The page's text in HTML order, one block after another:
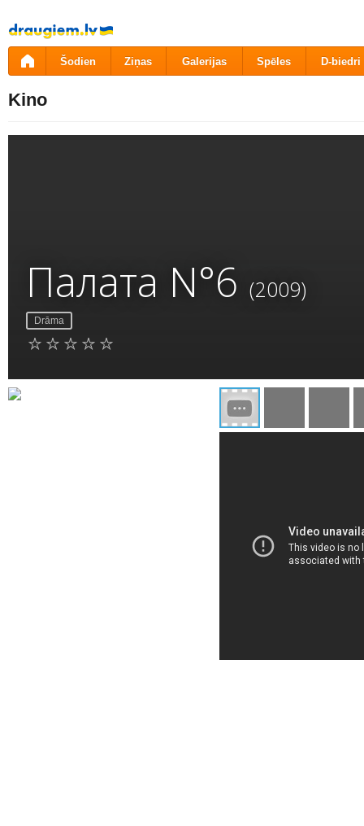
Pāriet
uz
saturu
Šodien Ziņas Galerijas Spēles D-biedri
Kino
Палата N°6 (2009)
Drāma